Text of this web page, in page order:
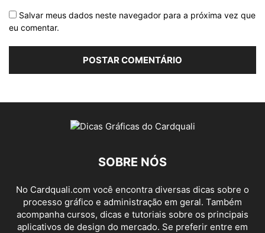
Salvar meus dados neste navegador para a próxima vez que
eu comentar.
SOBRE NÓS
No Cardquali.com você encontra diversas dicas sobre o
processo gráfico e administração em geral. Também
acompanha cursos, dicas e tutoriais sobre os principais
aplicativos de design do mercado. Se preferir entre em